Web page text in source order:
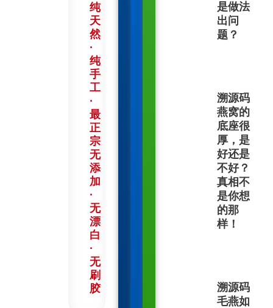
纯
天
然
·
纯
手
工
·
最
正
宗
无
添
加
·
无
漂
白
·
无
刷
胶
是做法
出问
题？
溯源码
燕窝的
底座很
厚，是
好还是
不好？
真相不
是你想
的那
样！
溯源码
毛燕如